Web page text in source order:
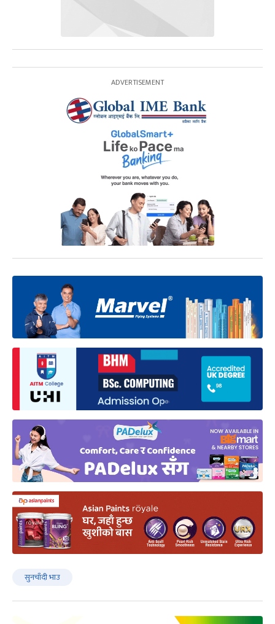
सुनचाँदी भाउ